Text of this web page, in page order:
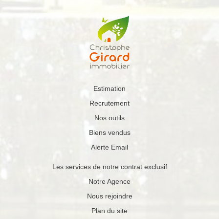
le site Géorisques http://www.georisques.gouv.fr A
VISITER exclusivement avec nos 4 agences
CHRISTOPHE GIRARD IMMOBILIER de TINTENIAC
(35190), EVRAN (22630), MINIAC MORVAN (35540) et
PLELAN LE PETIT (22980).
Estimation
Recrutement
Nos outils
Biens vendus
Alerte Email
Les services de notre contrat exclusif
Notre Agence
Nous rejoindre
Plan du site